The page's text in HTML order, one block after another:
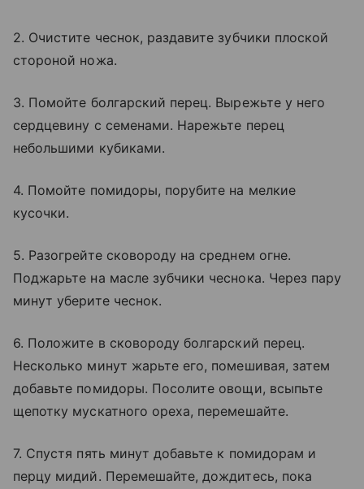
2. Очистите чеснок, раздавите зубчики плоской
стороной ножа.
3. Помойте болгарский перец. Вырежьте у него
сердцевину с семенами. Нарежьте перец
небольшими кубиками.
4. Помойте помидоры, порубите на мелкие
кусочки.
5. Разогрейте сковороду на среднем огне.
Поджарьте на масле зубчики чеснока. Через пару
минут уберите чеснок.
6. Положите в сковороду болгарский перец.
Несколько минут жарьте его, помешивая, затем
добавьте помидоры. Посолите овощи, всыпьте
щепотку мускатного ореха, перемешайте.
7. Спустя пять минут добавьте к помидорам и
перцу мидий. Перемешайте, дождитесь, пока